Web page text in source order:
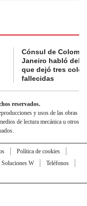
Cónsul de
Janeiro habló del
que dejó tres
fallecidas
reservados.
y usos de las obras
de lectura mecánica u otros
Política de cookies
Soluciones W
Teléfonos